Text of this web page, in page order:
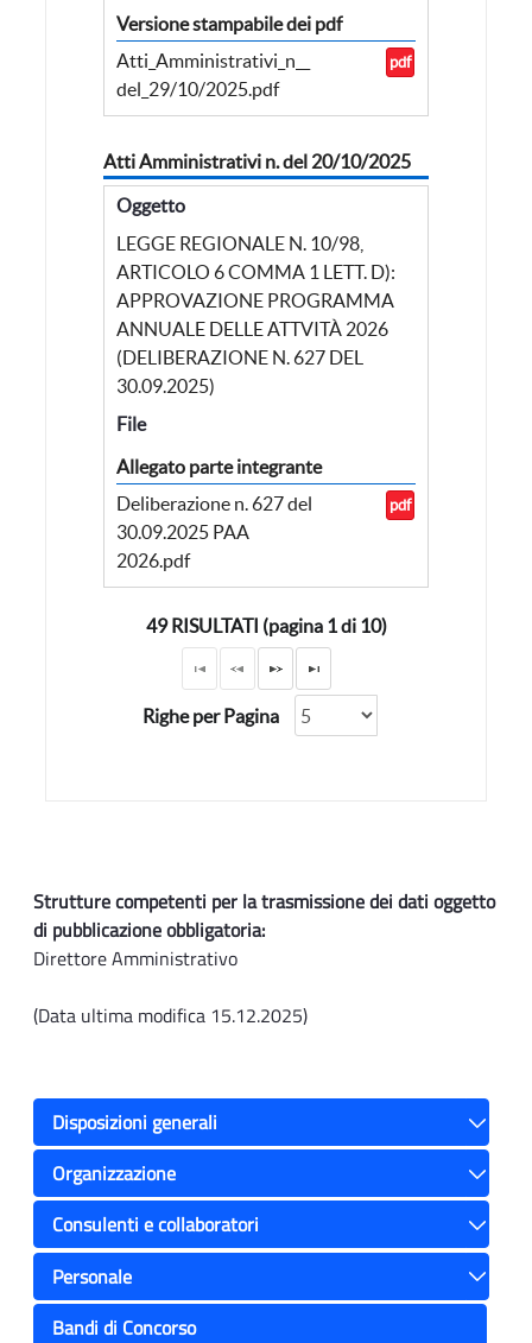
Versione stampabile dei pdf
Atti_Amministrativi_n__
del_29/10/2025.pdf
pdf
Atti Amministrativi n. del 20/10/2025
Oggetto
LEGGE REGIONALE N. 10/98,
ARTICOLO 6 COMMA 1 LETT. D):
APPROVAZIONE PROGRAMMA
ANNUALE DELLE ATTVITÀ 2026
(DELIBERAZIONE N. 627 DEL
30.09.2025)
File
Allegato parte integrante
Deliberazione n. 627 del
30.09.2025 PAA
2026.pdf
pdf
49 RISULTATI (pagina 1 di 10)
Righe per Pagina
Strutture competenti per la trasmissione dei dati oggetto
di pubblicazione obbligatoria:
Direttore Amministrativo
(Data ultima modifica 15.12.2025)
Disposizioni generali
Toggle
Organizzazione
Toggle
Consulenti e collaboratori
Toggle
Personale
Toggle
Bandi di Concorso